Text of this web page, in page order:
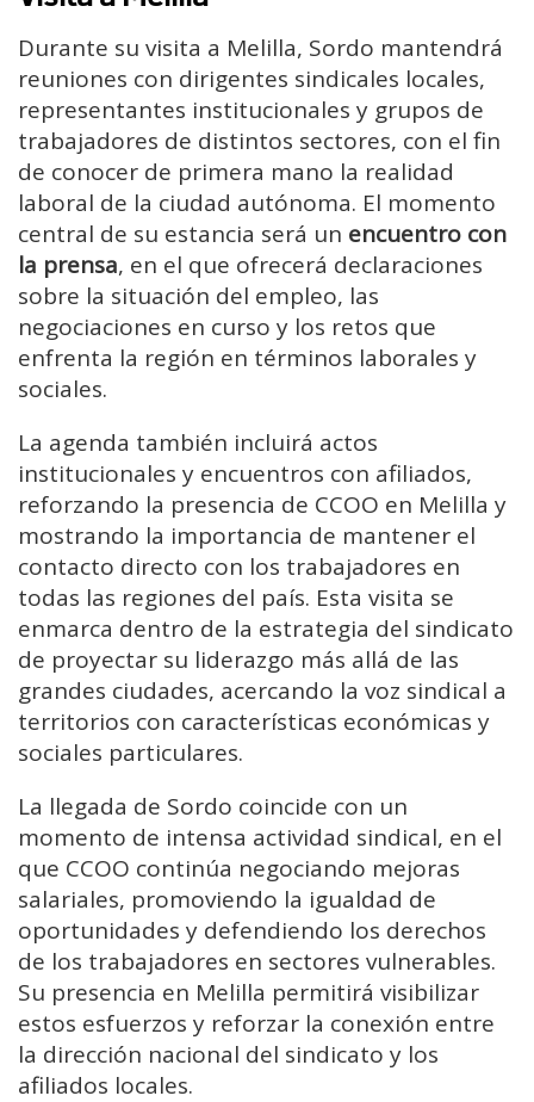
Durante su visita a Melilla, Sordo mantendrá
reuniones con dirigentes sindicales locales,
representantes institucionales y grupos de
trabajadores de distintos sectores, con el fin
de conocer de primera mano la realidad
laboral de la ciudad autónoma. El momento
central de su estancia será un encuentro con
la prensa, en el que ofrecerá declaraciones
sobre la situación del empleo, las
negociaciones en curso y los retos que
enfrenta la región en términos laborales y
sociales.
La agenda también incluirá actos
institucionales y encuentros con afiliados,
reforzando la presencia de CCOO en Melilla y
mostrando la importancia de mantener el
contacto directo con los trabajadores en
todas las regiones del país. Esta visita se
enmarca dentro de la estrategia del sindicato
de proyectar su liderazgo más allá de las
grandes ciudades, acercando la voz sindical a
territorios con características económicas y
sociales particulares.
La llegada de Sordo coincide con un
momento de intensa actividad sindical, en el
que CCOO continúa negociando mejoras
salariales, promoviendo la igualdad de
oportunidades y defendiendo los derechos
de los trabajadores en sectores vulnerables.
Su presencia en Melilla permitirá visibilizar
estos esfuerzos y reforzar la conexión entre
la dirección nacional del sindicato y los
afiliados locales.